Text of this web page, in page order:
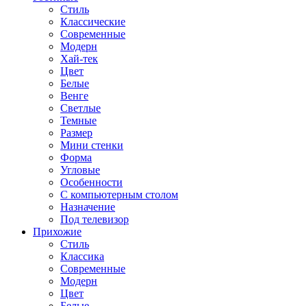
Стиль
Классические
Современные
Модерн
Хай-тек
Цвет
Белые
Венге
Светлые
Темные
Размер
Мини стенки
Форма
Угловые
Особенности
С компьютерным столом
Назначение
Под телевизор
Прихожие
Стиль
Классика
Современные
Модерн
Цвет